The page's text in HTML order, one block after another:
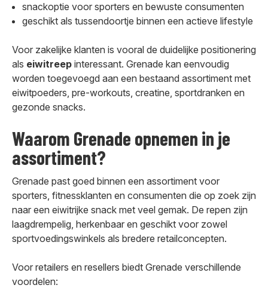
snackoptie voor sporters en bewuste consumenten
geschikt als tussendoortje binnen een actieve lifestyle
Voor zakelijke klanten is vooral de duidelijke positionering
als eiwitreep interessant. Grenade kan eenvoudig
worden toegevoegd aan een bestaand assortiment met
eiwitpoeders, pre-workouts, creatine, sportdranken en
gezonde snacks.
Waarom Grenade opnemen in je
assortiment?
Grenade past goed binnen een assortiment voor
sporters, fitnessklanten en consumenten die op zoek zijn
naar een eiwitrijke snack met veel gemak. De repen zijn
laagdrempelig, herkenbaar en geschikt voor zowel
sportvoedingswinkels als bredere retailconcepten.
Voor retailers en resellers biedt Grenade verschillende
voordelen: